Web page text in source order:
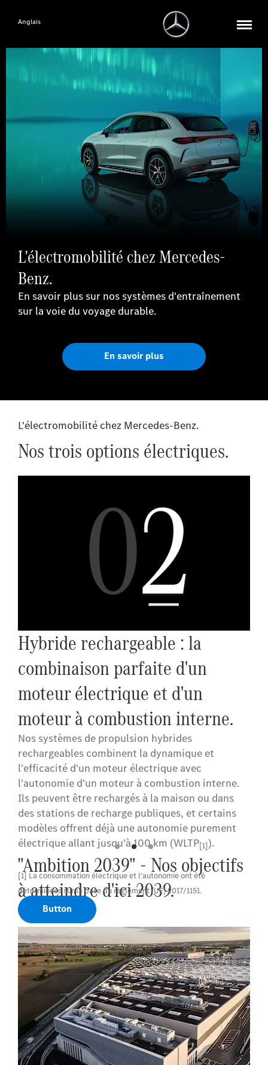
Anglais
L'électromobilité chez Mercedes-
Benz.
En savoir plus sur nos systèmes d'entraînement
sur la voie du voyage durable.
En savoir plus
L'électromobilité chez Mercedes-Benz.
Nos trois options électriques.
Hybride rechargeable : la
combinaison parfaite d'un
moteur électrique et d'un
moteur à combustion interne.
Nos systèmes de propulsion hybrides
rechargeables combinent la dynamique et
l'efficacité d'un moteur électrique avec
l'autonomie d'un moteur à combustion interne.
Ils peuvent être rechargés à la maison ou dans
des stations de recharge publiques, et certains
modèles offrent déjà une autonomie purement
électrique allant jusqu'à 100 km (WLTP[1]).
[1] La consommation électrique et l'autonomie ont été
déterminées sur la base du règlement (UE) 2017/1151.
Button
"Ambition 2039" - Nos objectifs
à atteindre d'ici 2039.